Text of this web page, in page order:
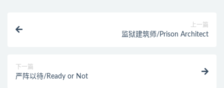
上一篇
监狱建筑师/Prison Architect
下一篇
严阵以待/Ready or Not